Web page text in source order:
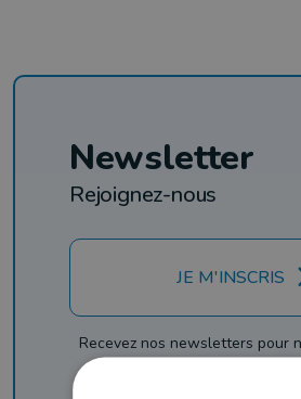
Newsletter
Rejoignez-nous
JE M'INSCRIS
Recevez nos newsletters pour
de l'info, du sport et de